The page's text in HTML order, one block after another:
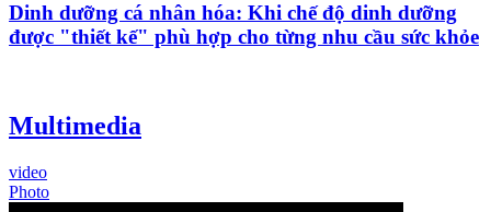
Dinh dưỡng cá nhân hóa: Khi chế độ dinh dưỡng
được "thiết kế" phù hợp cho từng nhu cầu sức khỏe
Multimedia
video
Photo